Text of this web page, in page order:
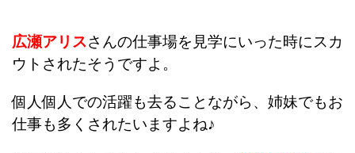
広瀬アリスさんの仕事場を見学にいった時にスカ
ウトされたそうですよ。
個人個人での活躍も去ることながら、姉妹でもお
仕事も多くされたいますよね♪